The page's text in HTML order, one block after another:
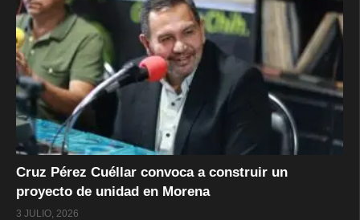
Cruz Pérez Cuéllar convoca a construir un
proyecto de unidad en Morena
3 JULIO, 2026